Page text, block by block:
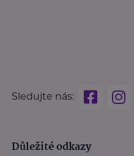
Sledujte nás:
Důležité odkazy